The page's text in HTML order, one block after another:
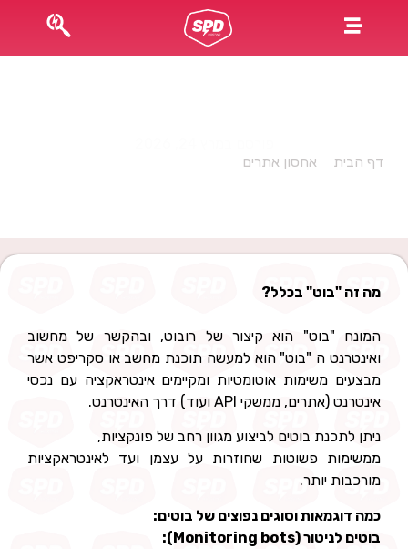
דף הבית »אחסון אתרים
מה זה "בוט" בכלל?
המונח "בוט" הוא קיצור של רובוט, ובהקשר של מחשוב
ואינטרנט ה "בוט" הוא למעשה תוכנת מחשב או סקריפט אשר
מבצעים משימות אוטומטיות ומקיימים אינטראקציה עם נכסי
אינטרנט (אתרים, ממשקי API ועוד) דרך האינטרנט.
ניתן לתכנת בוטים לביצוע מגוון רחב של פונקציות,
ממשימות פשוטות שחוזרות על עצמן ועד לאינטראקציות
מורכבות יותר.
כמה דוגמאות וסוגים נפוצים של בוטים:
בוטים לניטור (Monitoring bots):